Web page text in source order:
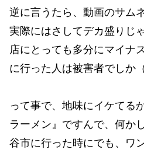
逆に言うたら、動画のサム
実際にはさしてデカ盛りじ
店にとっても多分にマイナ
に行った人は被害者でしか
って事で、地味にイケてる
ラーメン』ですんで、何か
谷市に行った時にでも、ワ